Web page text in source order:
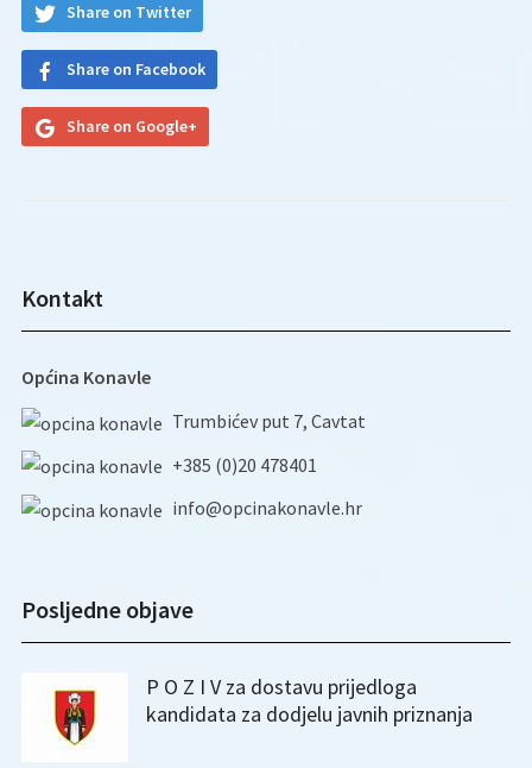
Share on Twitter
Share on Facebook
Share on Google+
Kontakt
Općina Konavle
Trumbićev put 7, Cavtat
+385 (0)20 478401
info@opcinakonavle.hr
Posljedne objave
P O Z I V za dostavu prijedloga
kandidata za dodjelu javnih priznanja